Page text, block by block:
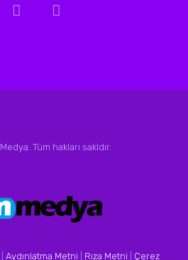
Tüm hakları sakldır.
Aydınlatma Metni Rıza Metni Çerez